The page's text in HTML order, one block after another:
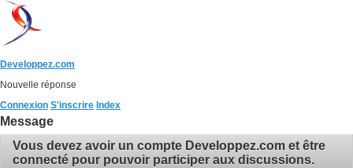
Developpez.com
Nouvelle réponse
Connexion S'inscrire Index
Message
Vous devez avoir un compte Developpez.com et être
connecté pour pouvoir participer aux discussions.